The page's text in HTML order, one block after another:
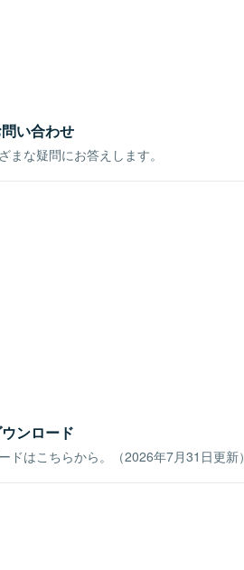
い合わせ
まな疑問にお答えします。
ンロード
ドはこちらから。（2026年7月31日更新）